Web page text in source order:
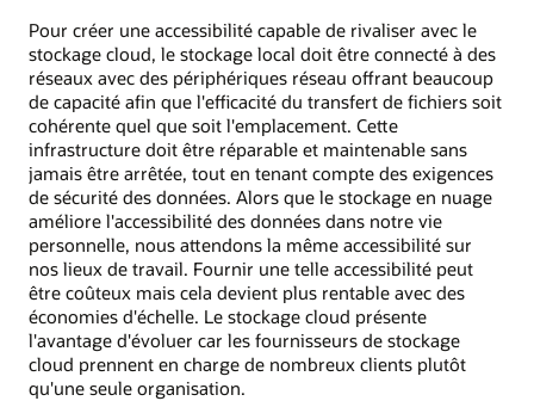
Pour créer une accessibilité capable de rivaliser avec le
stockage cloud, le stockage local doit être connecté à des
réseaux avec des périphériques réseau offrant beaucoup
de capacité afin que l'efficacité du transfert de fichiers soit
cohérente quel que soit l'emplacement. Cette
infrastructure doit être réparable et maintenable sans
jamais être arrêtée, tout en tenant compte des exigences
de sécurité des données. Alors que le stockage en nuage
améliore l'accessibilité des données dans notre vie
personnelle, nous attendons la même accessibilité sur
nos lieux de travail. Fournir une telle accessibilité peut
être coûteux mais cela devient plus rentable avec des
économies d'échelle. Le stockage cloud présente
l'avantage d'évoluer car les fournisseurs de stockage
cloud prennent en charge de nombreux clients plutôt
qu'une seule organisation.